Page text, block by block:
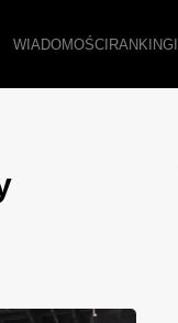
WIADOMOŚCIRANKINGI